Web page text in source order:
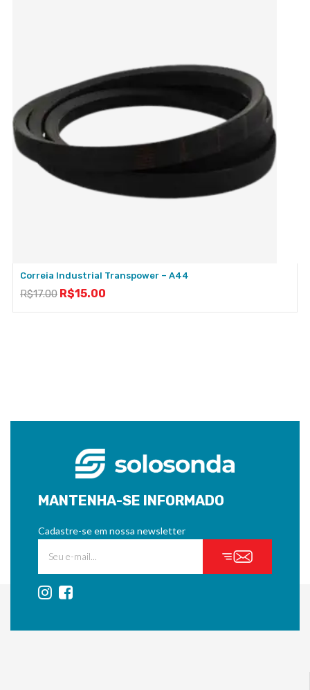
Correia Industrial Transpower – A44
R$17.00 R$15.00
MANTENHA-SE INFORMADO
Cadastre-se em nossa newsletter